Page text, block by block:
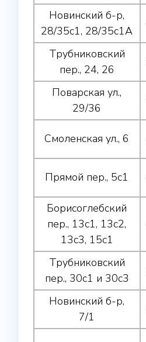
Новинский б-р,
28/35с1, 28/35с1А
Трубниковский
пер., 24, 26
Поварская ул.,
29/36
Смоленская ул., 6
Прямой пер., 5с1
Борисоглебский
пер., 13с1, 13с2,
13с3, 15с1
Трубниковский
пер., 30с1 и 30с3
Новинский б-р,
7/1